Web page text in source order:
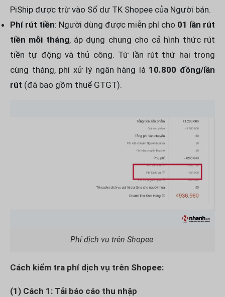
PiShip được trừ vào Số dư TK Shopee của Người bán.
Phí rút tiền: Người dùng được miễn phí cho 01 lần rút
tiền mỗi tháng, áp dụng chung cho cả hình thức rút
tiền tự động và thủ công. Từ lần rút thứ hai trong
cùng tháng, phí xử lý ngân hàng là 10.800 đồng/lần
rút (đã bao gồm thuế GTGT).
Phí dịch vụ trên Shopee
Cách kiểm tra phí dịch vụ trên Shopee:
(1) Cách 1: Tải báo cáo thu nhập